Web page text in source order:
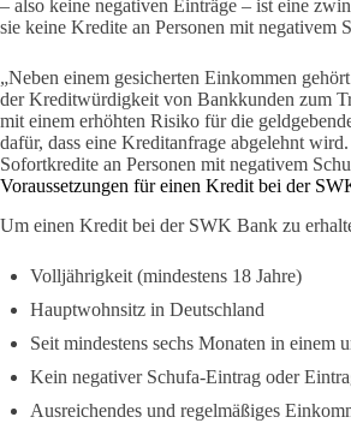
– also keine negativen Einträge – ist eine
sie keine Kredite an Personen mit negativem
„Neben einem gesicherten Einkommen
der Kreditwürdigkeit von Bankkunden zum
mit einem erhöhten Risiko für die
dafür, dass eine Kreditanfrage abgelehnt
Sofortkredite an Personen mit negativem
Voraussetzungen für einen Kredit bei der
Um einen Kredit bei der SWK Bank zu
Volljährigkeit (mindestens 18 Jahre)
Hauptwohnsitz in Deutschland
Seit mindestens sechs Monaten in einem
Kein negativer Schufa-Eintrag oder
Ausreichendes und regelmäßiges